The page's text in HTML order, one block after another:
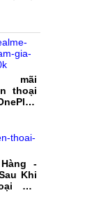
mãi
thoại
-
Khi
Tại